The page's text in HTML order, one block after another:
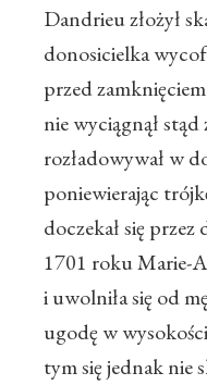
Dandrieu złożył
donosicielka
przed
nie wyciągnął
rozładowywał w
poniewierając
doczekał się przez
1701 roku Marie-
i uwolniła się od
ugodę w
tym się jednak nie